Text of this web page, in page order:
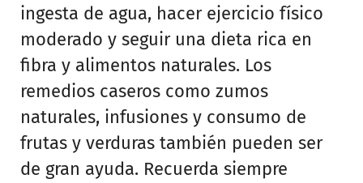
ingesta de agua, hacer ejercicio físico
moderado y seguir una dieta rica en
fibra y alimentos naturales. Los
remedios caseros como zumos
naturales, infusiones y consumo de
frutas y verduras también pueden ser
de gran ayuda. Recuerda siempre